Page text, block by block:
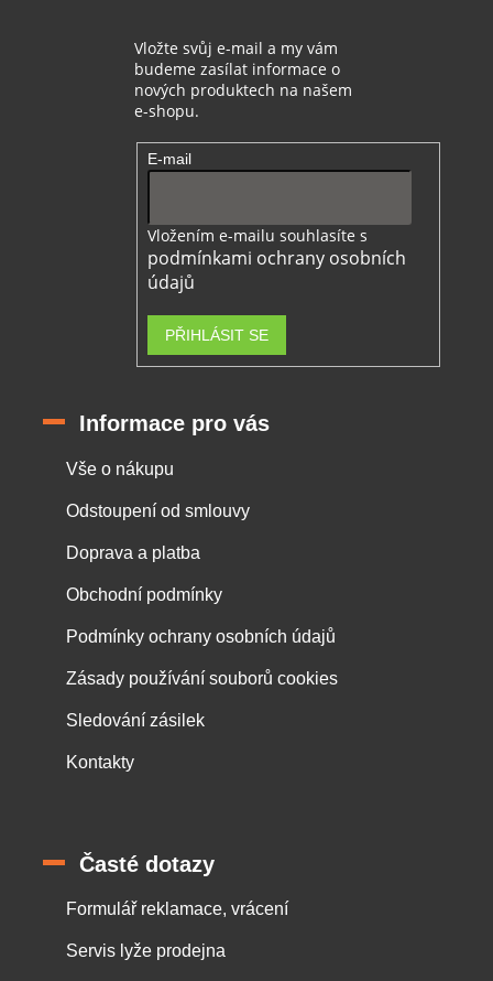
Vložte svůj e-mail a my vám
budeme zasílat informace o
nových produktech na našem
e-shopu.
E-mail
Vložením e-mailu souhlasíte s
podmínkami ochrany osobních
údajů
PŘIHLÁSIT SE
Informace pro vás
Vše o nákupu
Odstoupení od smlouvy
Doprava a platba
Obchodní podmínky
Podmínky ochrany osobních údajů
Zásady používání souborů cookies
Sledování zásilek
Kontakty
Časté dotazy
Formulář reklamace, vrácení
Servis lyže prodejna